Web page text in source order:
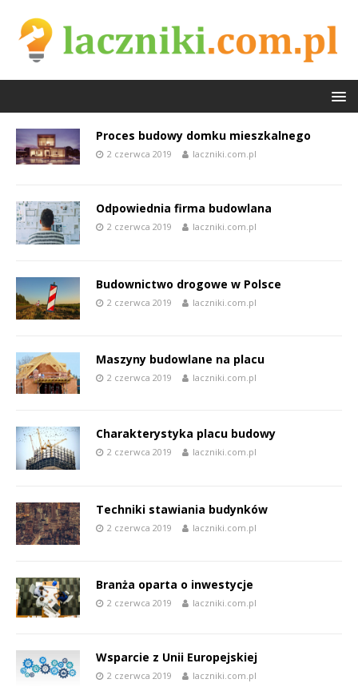
Proces budowy domku mieszkalnego
2 czerwca 2019 laczniki.com.pl
Odpowiednia firma budowlana
2 czerwca 2019 laczniki.com.pl
Budownictwo drogowe w Polsce
2 czerwca 2019 laczniki.com.pl
Maszyny budowlane na placu
2 czerwca 2019 laczniki.com.pl
Charakterystyka placu budowy
2 czerwca 2019 laczniki.com.pl
Techniki stawiania budynków
2 czerwca 2019 laczniki.com.pl
Branża oparta o inwestycje
2 czerwca 2019 laczniki.com.pl
Wsparcie z Unii Europejskiej
2 czerwca 2019 laczniki.com.pl